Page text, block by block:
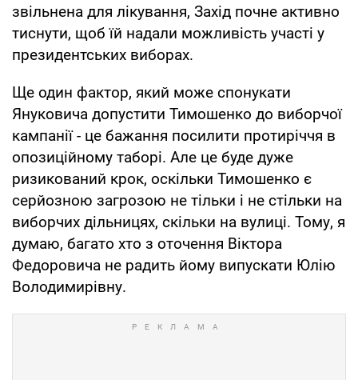
звільнена для лікування, Захід почне активно
тиснути, щоб їй надали можливість участі у
президентських виборах.
Ще один фактор, який може спонукати
Януковича допустити Тимошенко до виборчої
кампанії - це бажання посилити протиріччя в
опозиційному таборі. Але це буде дуже
ризикований крок, оскільки Тимошенко є
серйозною загрозою не тільки і не стільки на
виборчих дільницях, скільки на вулиці. Тому, я
думаю, багато хто з оточення Віктора
Федоровича не радить йому випускати Юлію
Володимирівну.